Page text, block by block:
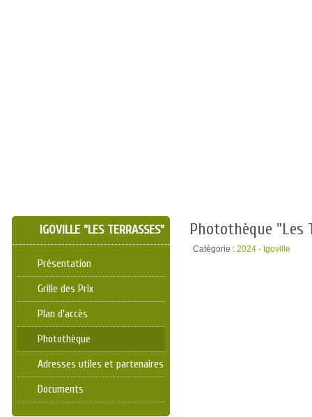
Photothèque "Les
Catégorie : 2024 - Igoville
IGOVILLE "LES TERRASSES"
Présentation
Grille des Prix
Plan d'accès
Photothèque
Adresses utiles et partenaires
Documents